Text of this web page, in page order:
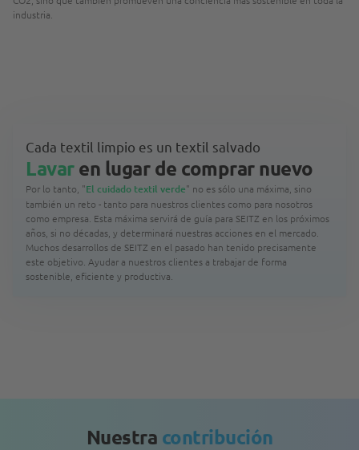
industria.
Cada textil limpio es un textil salvado
Lavar en lugar de comprar nuevo
Por lo tanto, "El cuidado textil verde" no es sólo una máxima, sino
también un reto - tanto para nuestros clientes como para nosotros
como empresa. Esta máxima servirá de guía para SEITZ en los próximos
años, si no décadas, y determinará nuestras acciones en el mercado.
Muchos desarrollos de SEITZ en el pasado han tenido precisamente
este objetivo. Ayudar a nuestros clientes a trabajar de forma
sostenible, eficiente y productiva.
Nuestra contribución